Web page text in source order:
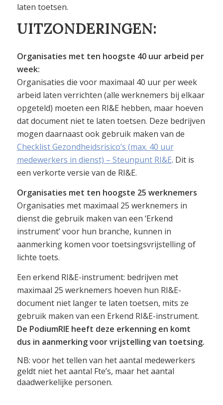
laten toetsen.
UITZONDERINGEN:
Organisaties met ten hoogste 40 uur arbeid per
week:
Organisaties die voor maximaal 40 uur per week
arbeid laten verrichten (alle werknemers bij elkaar
opgeteld) moeten een RI&E hebben, maar hoeven
dat document niet te laten toetsen. Deze bedrijven
mogen daarnaast ook gebruik maken van de
Checklist Gezondheidsrisico’s (max. 40 uur
medewerkers in dienst) – Steunpunt RI&E. Dit is
een verkorte versie van de RI&E.
Organisaties met ten hoogste 25 werknemers
Organisaties met maximaal 25 werknemers in
dienst die gebruik maken van een ‘Erkend
instrument’ voor hun branche, kunnen in
aanmerking komen voor toetsingsvrijstelling of
lichte toets.
Een erkend RI&E-instrument: bedrijven met
maximaal 25 werknemers hoeven hun RI&E-
document niet langer te laten toetsen, mits ze
gebruik maken van een Erkend RI&E-instrument.
De PodiumRIE heeft deze erkenning en komt
dus in aanmerking voor vrijstelling van toetsing.
NB: voor het tellen van het aantal medewerkers
geldt niet het aantal Fte’s, maar het aantal
daadwerkelijke personen.